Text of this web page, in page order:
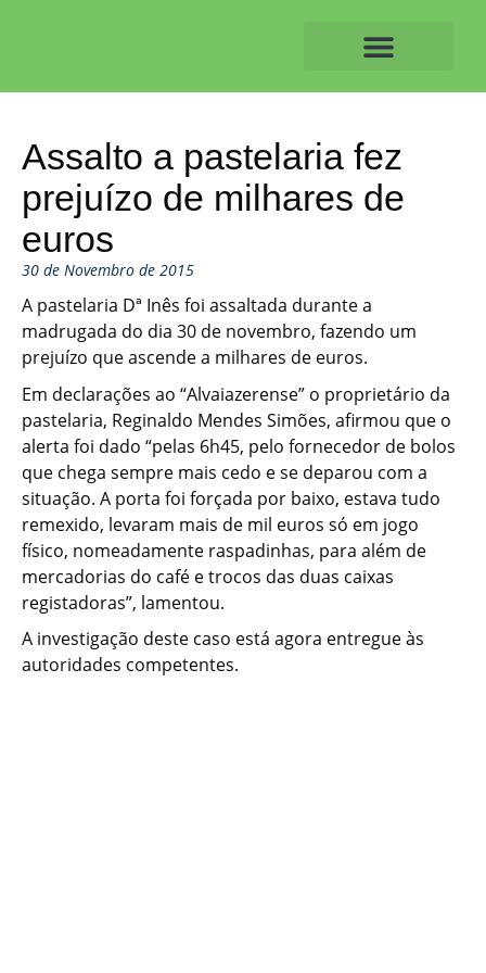
Assalto a pastelaria fez
prejuízo de milhares de
euros
30 de Novembro de 2015
A pastelaria Dª Inês foi assaltada durante a
madrugada do dia 30 de novembro, fazendo um
prejuízo que ascende a milhares de euros.
Em declarações ao “Alvaiazerense” o proprietário da
pastelaria, Reginaldo Mendes Simões, afirmou que o
alerta foi dado “pelas 6h45, pelo fornecedor de bolos
que chega sempre mais cedo e se deparou com a
situação. A porta foi forçada por baixo, estava tudo
remexido, levaram mais de mil euros só em jogo
físico, nomeadamente raspadinhas, para além de
mercadorias do café e trocos das duas caixas
registadoras”, lamentou.
A investigação deste caso está agora entregue às
autoridades competentes.